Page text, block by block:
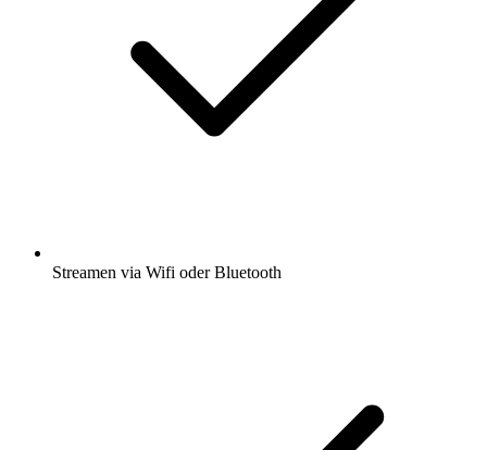
Streamen via Wifi oder Bluetooth